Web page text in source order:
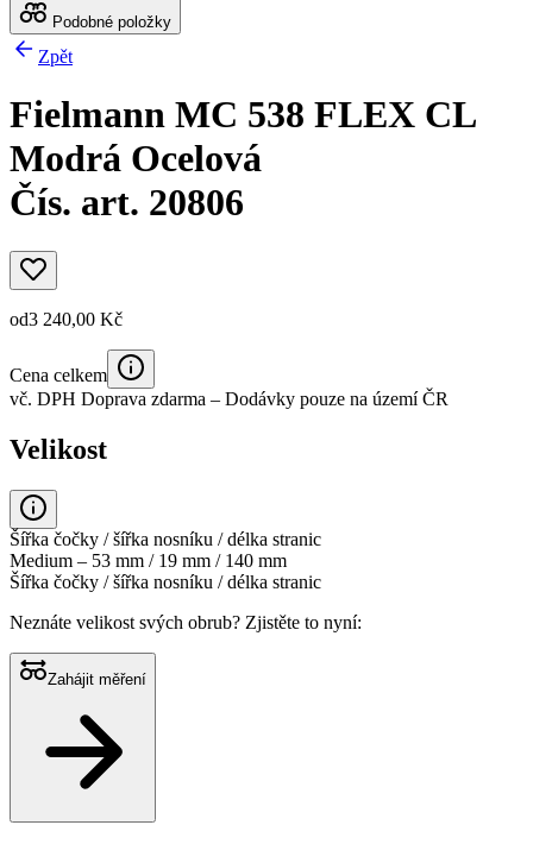
Podobné položky
Zpět
Fielmann MC 538 FLEX CL
Modrá Ocelová
Čís. art. 20806
od3 240,00 Kč
Cena celkem
vč. DPH Doprava zdarma – Dodávky pouze na území ČR
Velikost
Šířka čočky / šířka nosníku / délka stranic
Medium – 53 mm / 19 mm / 140 mm
Šířka čočky / šířka nosníku / délka stranic
Neznáte velikost svých obrub? Zjistěte to nyní:
Zahájit měření